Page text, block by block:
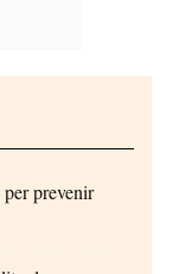
prevenir